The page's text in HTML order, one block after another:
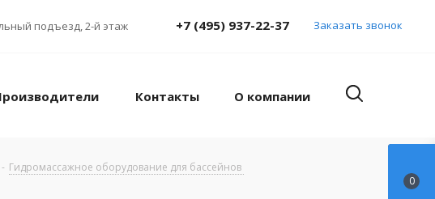
подъезд, 2-й этаж +7 (495) 937-22-37 Заказать звонок
Контакты О компании
- Гидромассажное оборудование для бассейнов
0